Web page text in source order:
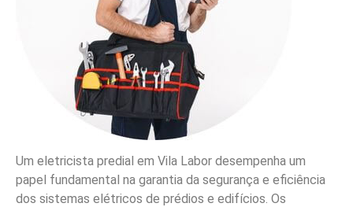
Um eletricista predial em Vila Labor desempenha um
papel fundamental na garantia da segurança e eficiência
dos sistemas elétricos de prédios e edifícios. Os